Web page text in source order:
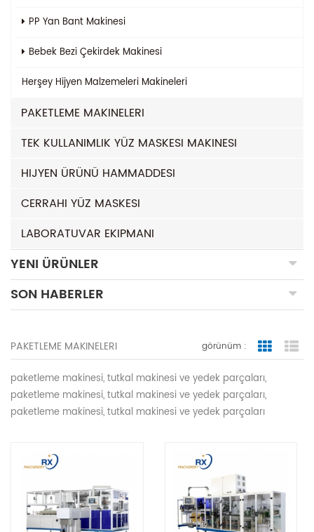
PP Yan Bant Makinesi
Bebek Bezi Çekirdek Makinesi
Herşey Hijyen Malzemeleri Makineleri
PAKETLEME MAKINELERI
TEK KULLANIMLIK YÜZ MASKESI MAKINESI
HIJYEN ÜRÜNÜ HAMMADDESI
CERRAHI YÜZ MASKESI
LABORATUVAR EKIPMANI
YENI ÜRÜNLER
SON HABERLER
PAKETLEME MAKINELERI görünüm : Grid View
paketleme makinesi, tutkal makinesi ve yedek parçaları,
paketleme makinesi, tutkal makinesi ve yedek parçaları,
paketleme makinesi, tutkal makinesi ve yedek parçaları